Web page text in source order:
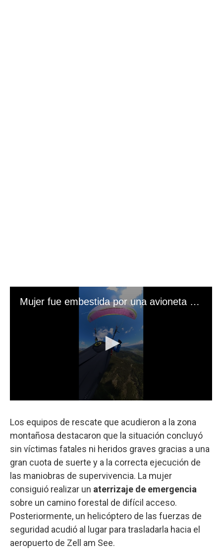
Los equipos de rescate que acudieron a la zona
montañosa destacaron que la situación concluyó
sin víctimas fatales ni heridos graves gracias a una
gran cuota de suerte y a la correcta ejecución de
las maniobras de supervivencia. La mujer
consiguió realizar un aterrizaje de emergencia
sobre un camino forestal de difícil acceso.
Posteriormente, un helicóptero de las fuerzas de
seguridad acudió al lugar para trasladarla hacia el
aeropuerto de Zell am See.